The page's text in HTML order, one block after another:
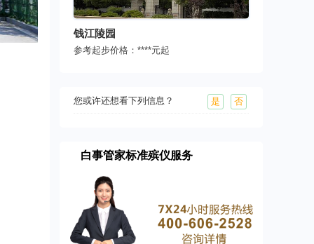
钱江陵园
参考起步价格： ****元起
您或许还想看下列信息？ 是 否
白事管家标准殡仪服务